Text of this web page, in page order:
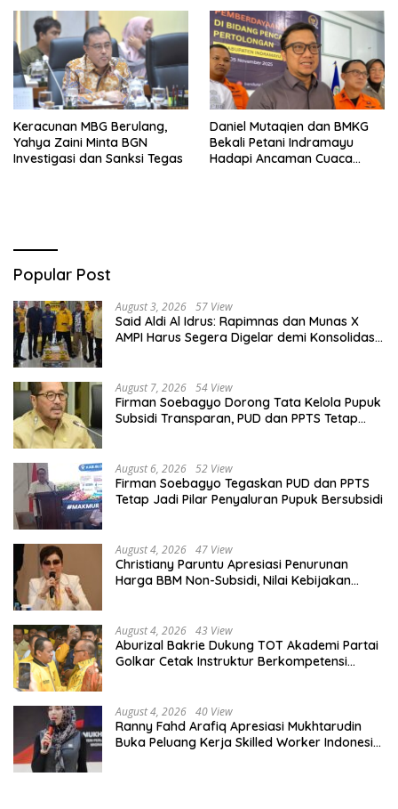
Keracunan MBG Berulang,
Yahya Zaini Minta BGN
Investigasi dan Sanksi Tegas
Daniel Mutaqien dan BMKG
Bekali Petani Indramayu
Hadapi Ancaman Cuaca
Popular Post
August 3, 2026 57 View
Said Aldi Al Idrus: Rapimnas dan Munas X
AMPI Harus Segera Digelar demi Konsolidasi
August 7, 2026 54 View
Firman Soebagyo Dorong Tata Kelola Pupuk
Subsidi Transparan, PUD dan PPTS Tetap
August 6, 2026 52 View
Firman Soebagyo Tegaskan PUD dan PPTS
Tetap Jadi Pilar Penyaluran Pupuk Bersubsidi
August 4, 2026 47 View
Christiany Paruntu Apresiasi Penurunan
Harga BBM Non-Subsidi, Nilai Kebijakan
August 4, 2026 43 View
Aburizal Bakrie Dukung TOT Akademi Partai
Golkar Cetak Instruktur Berkompetensi
August 4, 2026 40 View
Ranny Fahd Arafiq Apresiasi Mukhtarudin
Buka Peluang Kerja Skilled Worker Indonesia